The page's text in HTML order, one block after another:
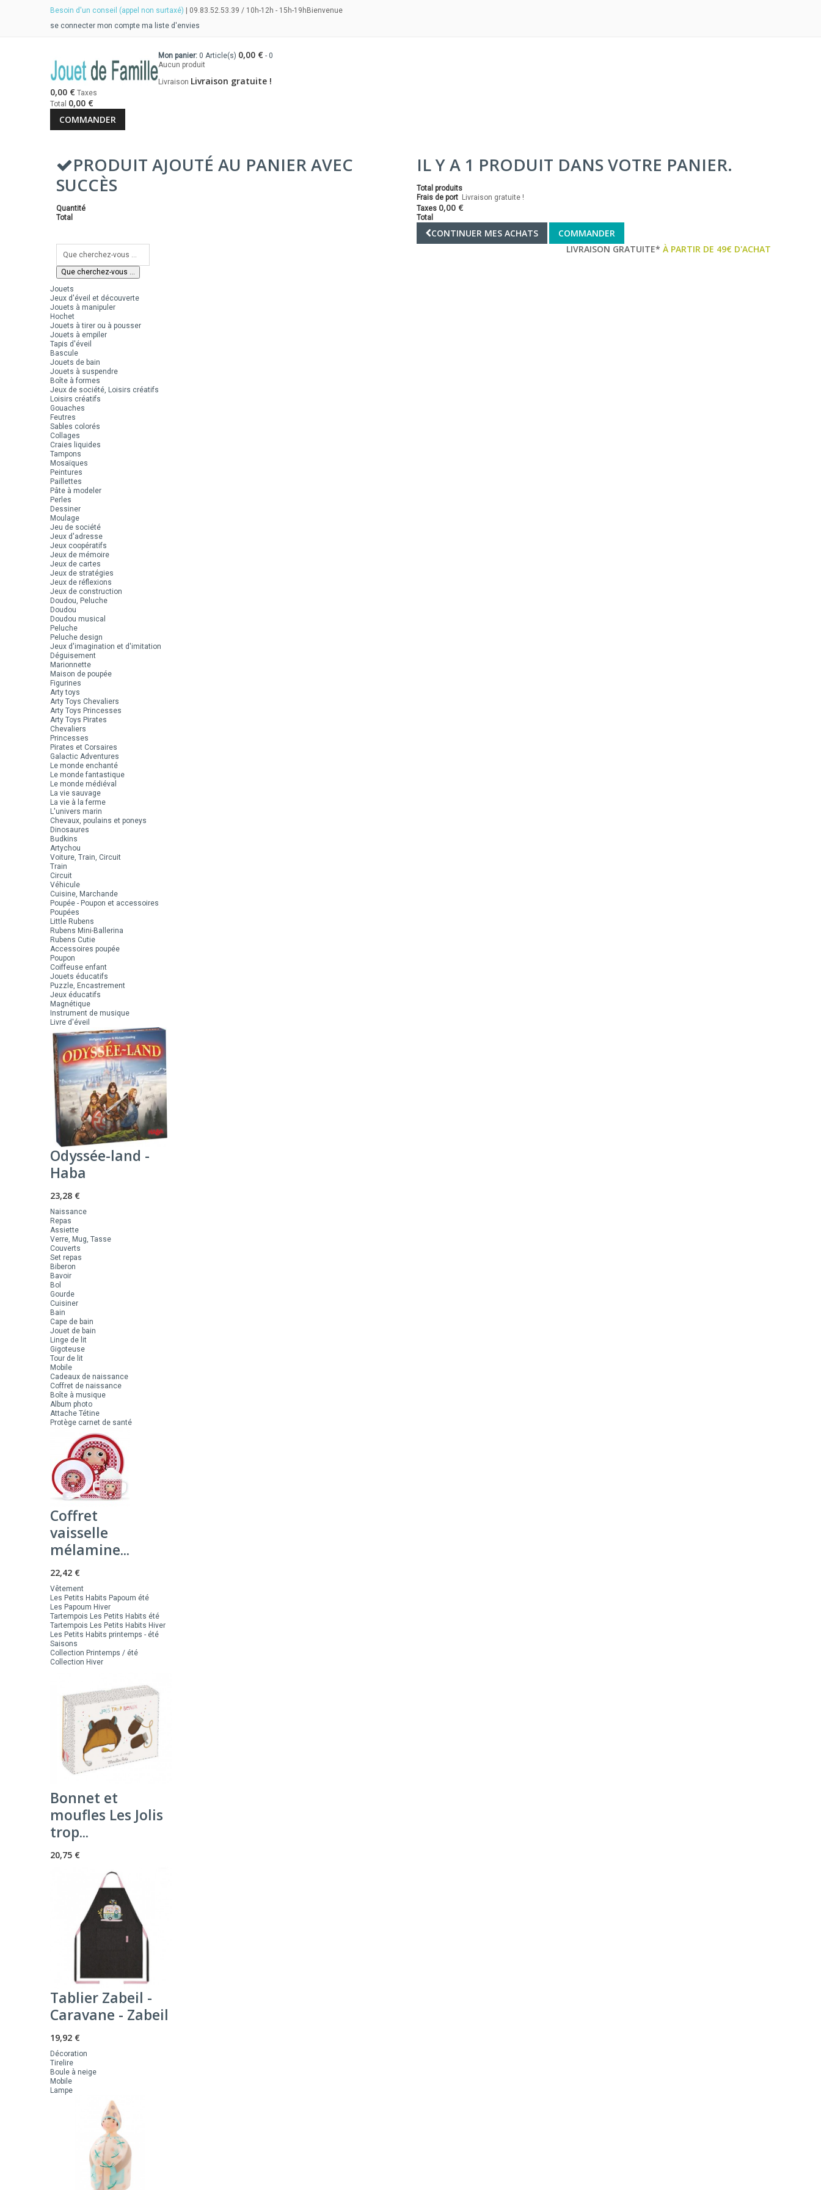
Besoin d'un conseil (appel non surtaxé) | 09.83.52.53.39 / 10h-12h - 15h-19h Bienvenue
se connecter mon compte ma liste d'envies
Mon panier: 0 Article(s) 0,00 € - 0
Aucun produit
Livraison Livraison gratuite !
0,00 € Taxes
Total 0,00 €
COMMANDER
PRODUIT AJOUTÉ AU PANIER AVEC
SUCCÈS
Quantité
Total
IL Y A 1 PRODUIT DANS VOTRE PANIER.
Total produits
Frais de port Livraison gratuite !
Taxes 0,00 €
Total
CONTINUER MES ACHATS COMMANDER
Que cherchez-vous ...
LIVRAISON GRATUITE* À PARTIR DE 49€ D'ACHAT
Jouets
Jeux d'éveil et découverte
Jouets à manipuler
Hochet
Jouets à tirer ou à pousser
Jouets à empiler
Tapis d'éveil
Bascule
Jouets de bain
Jouets à suspendre
Boîte à formes
Jeux de société, Loisirs créatifs
Loisirs créatifs
Gouaches
Feutres
Sables colorés
Collages
Craies liquides
Tampons
Mosaïques
Peintures
Paillettes
Pâte à modeler
Perles
Dessiner
Moulage
Jeu de société
Jeux d'adresse
Jeux coopératifs
Jeux de mémoire
Jeux de cartes
Jeux de stratégies
Jeux de réflexions
Jeux de construction
Doudou, Peluche
Doudou
Doudou musical
Peluche
Peluche design
Jeux d'imagination et d'imitation
Déguisement
Marionnette
Maison de poupée
Figurines
Arty toys
Arty Toys Chevaliers
Arty Toys Princesses
Arty Toys Pirates
Chevaliers
Princesses
Pirates et Corsaires
Galactic Adventures
Le monde enchanté
Le monde fantastique
Le monde médiéval
La vie sauvage
La vie à la ferme
L'univers marin
Chevaux, poulains et poneys
Dinosaures
Budkins
Artychou
Voiture, Train, Circuit
Train
Circuit
Véhicule
Cuisine, Marchande
Poupée - Poupon et accessoires
Poupées
Little Rubens
Rubens Mini-Ballerina
Rubens Cutie
Accessoires poupée
Poupon
Coiffeuse enfant
Jouets éducatifs
Puzzle, Encastrement
Jeux éducatifs
Magnétique
Instrument de musique
Livre d'éveil
Odyssée-land -
Haba
23,28 €
Naissance
Repas
Assiette
Verre, Mug, Tasse
Couverts
Set repas
Biberon
Bavoir
Bol
Gourde
Cuisiner
Bain
Cape de bain
Jouet de bain
Linge de lit
Gigoteuse
Tour de lit
Mobile
Cadeaux de naissance
Coffret de naissance
Boîte à musique
Album photo
Attache Tétine
Protège carnet de santé
Coffret
vaisselle
mélamine...
22,42 €
Vêtement
Les Petits Habits Papoum été
Les Papoum Hiver
Tartempois Les Petits Habits été
Tartempois Les Petits Habits Hiver
Les Petits Habits printemps - été
Saisons
Collection Printemps / été
Collection Hiver
Bonnet et
moufles Les Jolis
trop...
20,75 €
Tablier Zabeil -
Caravane - Zabeil
19,92 €
Décoration
Tirelire
Boule à neige
Mobile
Lampe